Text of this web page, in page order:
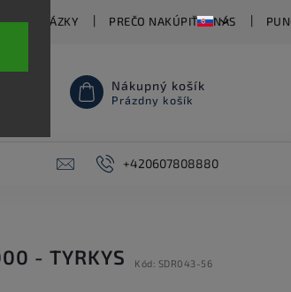
OTÁZKY PREČO NAKÚPIŤ U NÁS
Nákupný košík
Prázdny košík
HODINKY AKCE PIERCING
+420607808880
- TYRKYS Kód: SDR043-56